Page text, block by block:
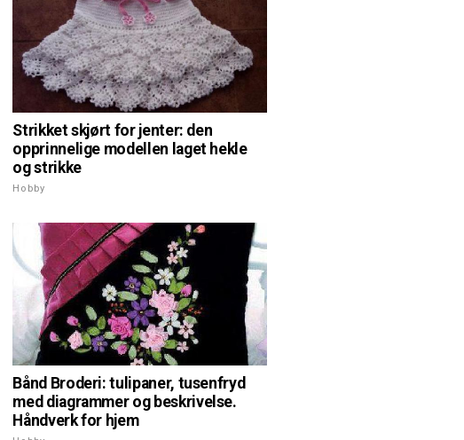
Strikket skjørt for jenter: den
opprinnelige modellen laget hekle
og strikke
Hobby
Bånd Broderi: tulipaner, tusenfryd
med diagrammer og beskrivelse.
Håndverk for hjem